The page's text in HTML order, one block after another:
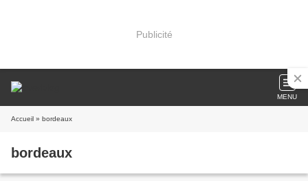
Publicité
MENU
Accueil » bordeaux
bordeaux